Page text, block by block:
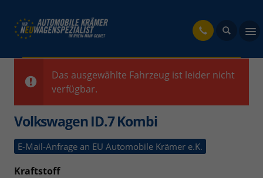
Das ausgewählte Fahrzeug ist leider nicht
verfügbar.
Volkswagen ID.7 Kombi
E-Mail-Anfrage an EU Automobile Krämer e.K.
Kraftstoff